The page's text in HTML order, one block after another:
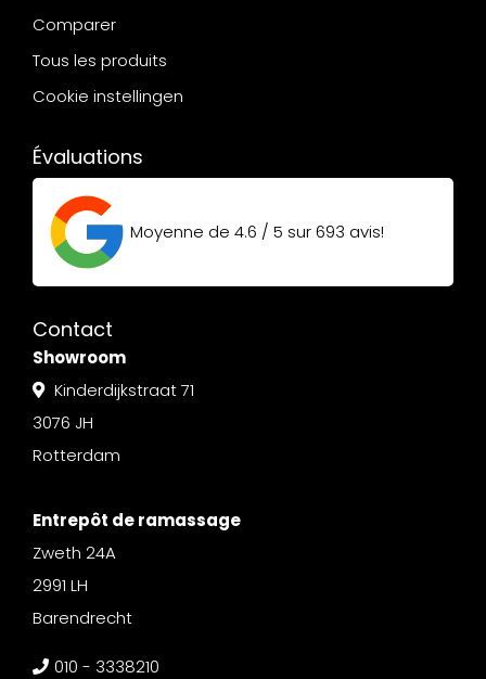
Comparer
Tous les produits
Cookie instellingen
Évaluations
Moyenne de 4.6 / 5 sur693 avis!
Contact
Showroom
Kinderdijkstraat 71
3076 JH
Rotterdam
Entrepôt de ramassage
Zweth 24A
2991 LH
Barendrecht
010 - 3338210